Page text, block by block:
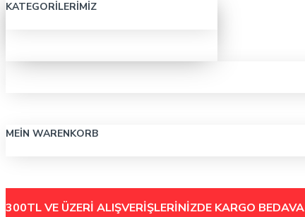
KATEGORILERIMIZ
MEIN WARENKORB
300TL VE ÜZERİ ALIŞVERİŞLERİNİZDE KARGO BEDAVA